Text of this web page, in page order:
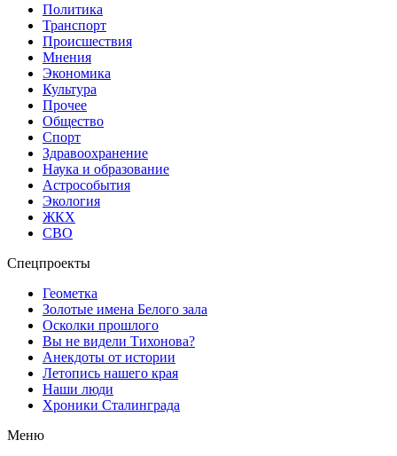
Политика
Транспорт
Происшествия
Мнения
Экономика
Культура
Прочее
Общество
Спорт
Здравоохранение
Наука и образование
Астрособытия
Экология
ЖКХ
СВО
Спецпроекты
Геометка
Золотые имена Белого зала
Осколки прошлого
Вы не видели Тихонова?
Анекдоты от истории
Летопись нашего края
Наши люди
Хроники Сталинграда
Меню